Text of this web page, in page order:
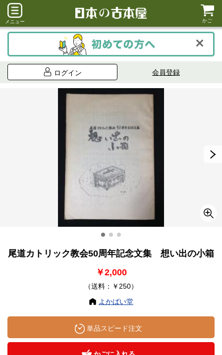
メニュー かご
ログイン 会員登録
尾道カトリック教会50周年記念文集 想い出の小箱
￥2,000
（送料：￥250）
よかばい堂
単品スピード注文